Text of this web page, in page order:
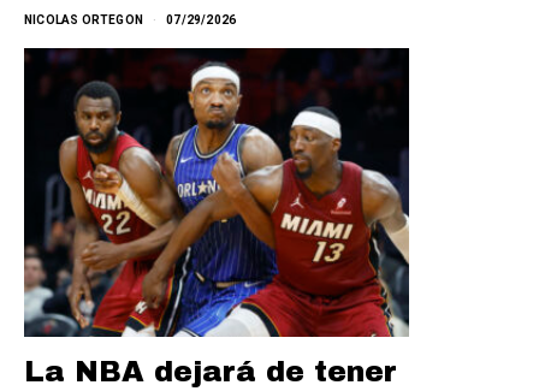
NICOLAS ORTEGON 07/29/2026
La NBA dejará de tener